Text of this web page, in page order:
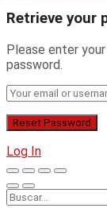
Retrieve your
Please enter
password.
Log In